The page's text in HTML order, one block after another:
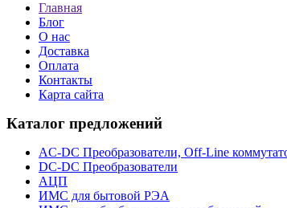
Главная
Блог
О нас
Доставка
Оплата
Контакты
Карта сайта
Каталог предложений
AC-DC Преобразователи, Off-Line
DC-DC Преобразователи
АЦП
ИМС для бытовой РЭА